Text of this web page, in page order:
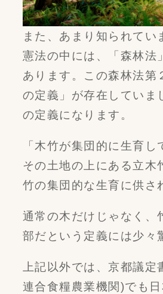
また、あまり知られてい
憲法の中には、「森林法
あります。この森林法第
の定義」が存在していま
の定義になります。
「木竹が集団的に生育し
その土地の上にある立木
竹の集団的な生育に供さ
通常の木だけじゃなく、
部だという定義には少々
上記以外では、京都議
連合食糧農業機関)でも